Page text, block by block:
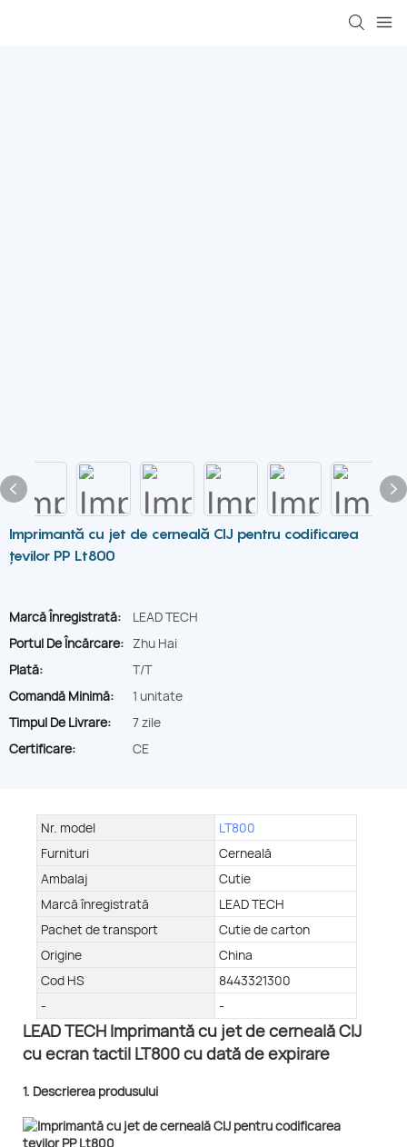
Imprimantă cu jet de cerneală CIJ pentru codificarea
țevilor PP Lt800
Marcă Înregistrată:
LEAD TECH
Portul De Încărcare: Zhu Hai
Plată:
T/T
Comandă Minimă:
1 unitate
Timpul De Livrare:
7 zile
Certificare:
CE
Nr. model
LT800
Furnituri
Cerneală
Ambalaj
Cutie
Marcă înregistrată
LEAD TECH
Pachet de transport
Cutie de carton
Origine
China
Cod HS
8443321300
-
-
LEAD TECH Imprimantă cu jet de cerneală CIJ
cu ecran tactil LT800 cu dată de expirare
1. Descrierea produsului